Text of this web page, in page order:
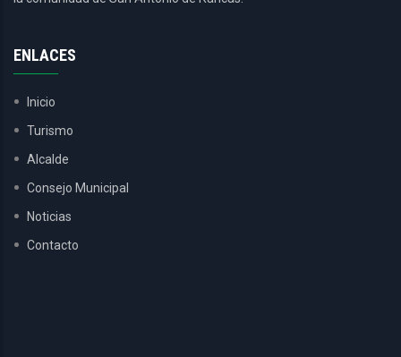
ENLACES
Inicio
Turismo
Alcalde
Consejo Municipal
Noticias
Contacto